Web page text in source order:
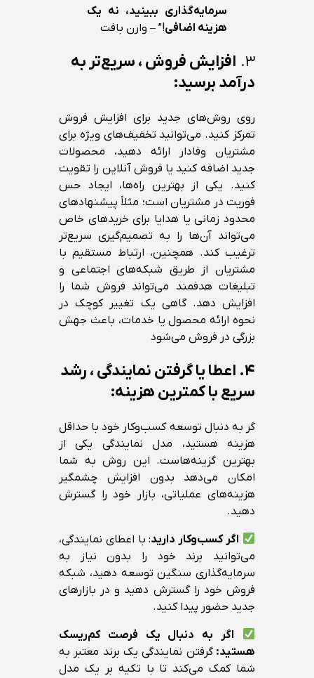
سرمایه‌گذاری ببینید، نه یک
هزینه اضافی!” – وارن بافت
۳. افزایش فروش ، سریع‌تر به
درآمد برسید:
روی روش‌های جدید برای افزایش فروش
تمرکز کنید. می‌توانید تخفیف‌های ویژه برای
مشتریان وفادار ارائه دهید، محصولات
جدید اضافه کنید یا فروش آنلاین را تقویت
کنید. یکی از بهترین راه‌ها، ایجاد حس
فوریت در مشتریان است؛ مثلاً پیشنهادهای
محدود زمانی یا هدایا برای خریدهای خاص
می‌تواند آن‌ها را به تصمیم‌گیری سریع‌تر
ترغیب کند. همچنین، ارتباط مستقیم با
مشتریان از طریق شبکه‌های اجتماعی و
تبلیغات هدفمند می‌تواند فروش شما را
افزایش دهد. گاهی یک تغییر کوچک در
نحوه ارائه محصول یا خدمات، باعث جهش
بزرگی در فروش می‌شود
۴. اعطا یا گرفتن نمایندگی ، رشد
سریع با کمترین هزینه:
گر به دنبال توسعه کسب‌وکار خود با حداقل
هزینه هستید، مدل نمایندگی یکی از
بهترین گزینه‌هاست. این روش به شما
امکان می‌دهد بدون افزایش چشمگیر
هزینه‌های عملیاتی، بازار خود را گسترش
دهید.
اگر کسب‌وکار دارید: با اعطای نمایندگی،
می‌توانید برند خود را بدون نیاز به
سرمایه‌گذاری سنگین توسعه دهید، شبکه
فروش خود را گسترش دهید و در بازارهای
جدید حضور پیدا کنید.
اگر به دنبال یک فرصت کم‌ریسک
هستید:گرفتن نمایندگی یک برند معتبر به
شما کمک می‌کند تا با تکیه بر یک مدل